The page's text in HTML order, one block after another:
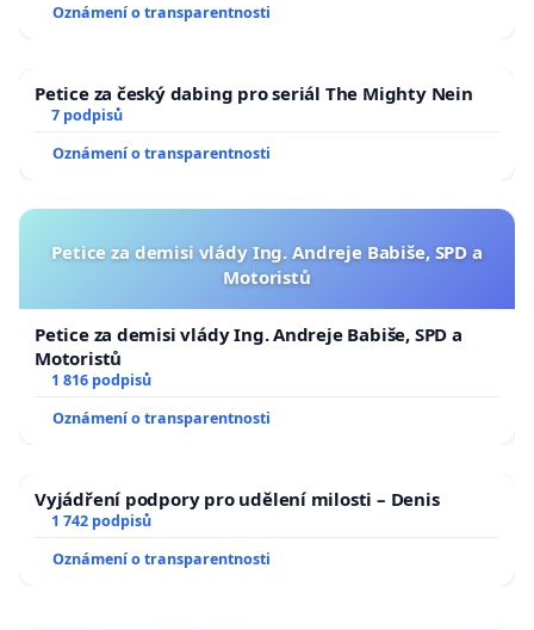
Oznámení o transparentnosti
Petice za český dabing pro seriál The Mighty Nein
7 podpisů
Oznámení o transparentnosti
Petice za demisi vlády Ing. Andreje Babiše, SPD a
Motoristů
Petice za demisi vlády Ing. Andreje Babiše, SPD a
Motoristů
1 816 podpisů
Oznámení o transparentnosti
Vyjádření podpory pro udělení milosti – Denis
1 742 podpisů
Oznámení o transparentnosti